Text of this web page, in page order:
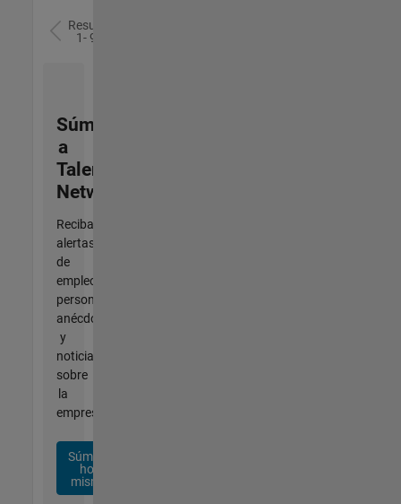
Resultados
1- 9 de
Súmese
a
Talent
Network
Reciba
alertas
de
empleo
personalizadas,
anécdotas
y
noticias
sobre
la
empresa.
Súmese
hoy
mismo